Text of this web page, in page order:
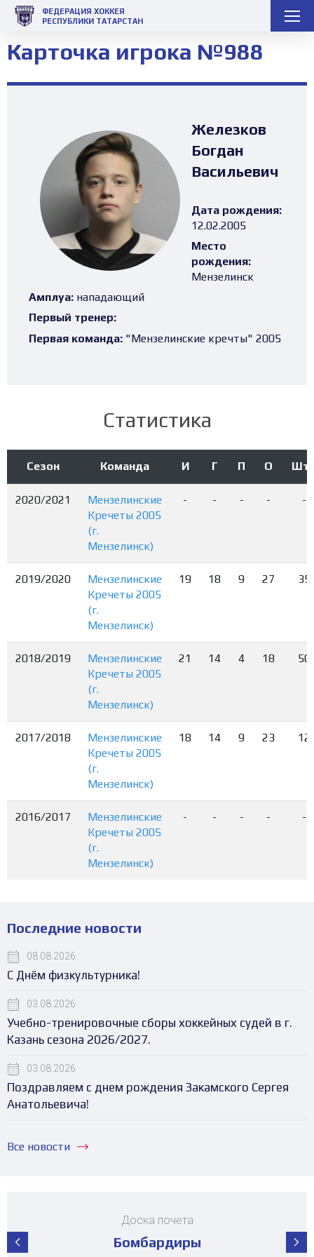
ФЕДЕРАЦИЯ ХОККЕЯ
РЕСПУБЛИКИ ТАТАРСТАН
Карточка игрока №988
Железков
Богдан
Васильевич
Дата рождения:
12.02.2005
Место
рождения:
Мензелинск
Амплуа: нападающий
Первый тренер:
Первая команда: "Мензелинские кречты" 2005
Статистика
Сезон Команда И Г П О
2020/2021
Мензелинские
Кречеты 2005
(г.
Мензелинск)
- - - - -
2019/2020
Мензелинские
Кречеты 2005
(г.
Мензелинск)
19 18 9 27 35
2018/2019
Мензелинские
Кречеты 2005
(г.
Мензелинск)
21 14 4 18 50
2017/2018
Мензелинские
Кречеты 2005
(г.
Мензелинск)
18 14 9 23 12
2016/2017
Мензелинские
Кречеты 2005
(г.
Мензелинск)
- - - - -
Последние новости
08.08.2026
С Днём физкультурника!
03.08.2026
Учебно-тренировочные сборы хоккейных судей в г.
Казань сезона 2026/2027.
03.08.2026
Поздравляем с днем рождения Закамского Сергея
Анатольевича!
Все новости
Доска почета
Бомбардиры